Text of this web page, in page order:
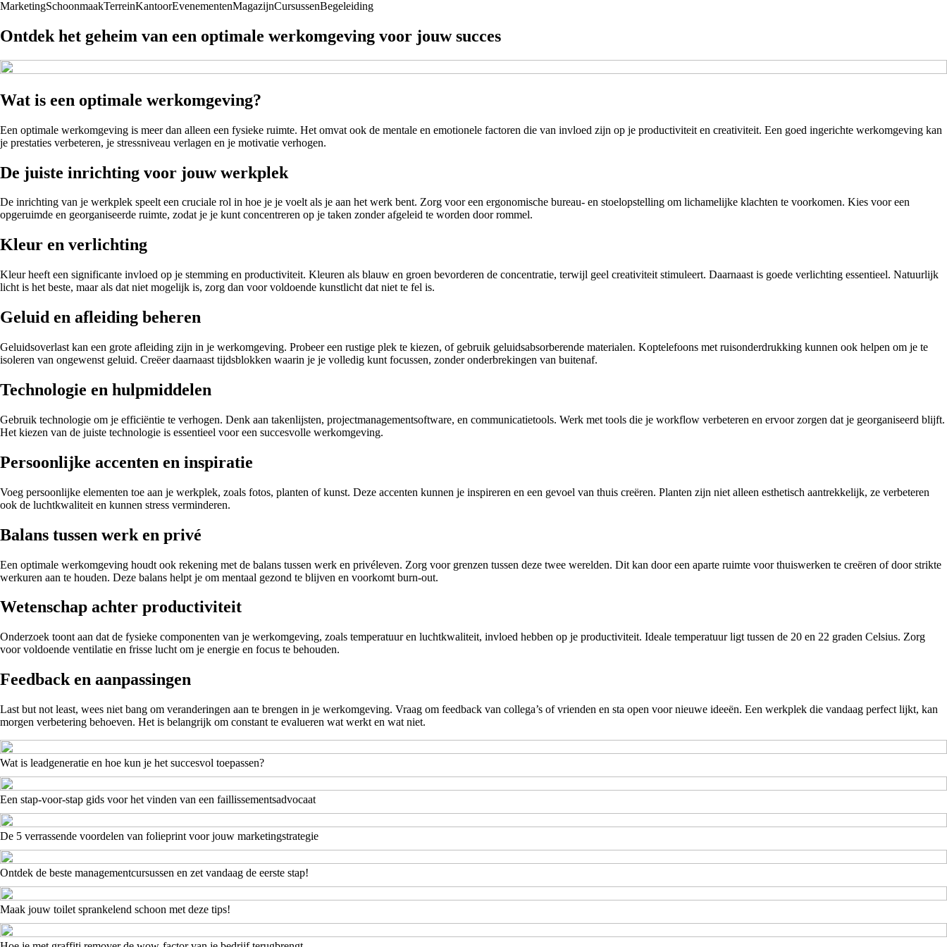
MarketingSchoonmaakTerreinKantoorEvenementenMagazijnCursussenBegeleiding
Ontdek het geheim van een optimale werkomgeving voor jouw succes
Wat is een optimale werkomgeving?
Een optimale werkomgeving is meer dan alleen een fysieke ruimte. Het omvat ook de mentale en emotionele factoren die van invloed zijn op je productiviteit en creativiteit. Een goed ingerichte werkomgeving kan
je prestaties verbeteren, je stressniveau verlagen en je motivatie verhogen.
De juiste inrichting voor jouw werkplek
De inrichting van je werkplek speelt een cruciale rol in hoe je je voelt als je aan het werk bent. Zorg voor een ergonomische bureau- en stoelopstelling om lichamelijke klachten te voorkomen. Kies voor een
opgeruimde en georganiseerde ruimte, zodat je je kunt concentreren op je taken zonder afgeleid te worden door rommel.
Kleur en verlichting
Kleur heeft een significante invloed op je stemming en productiviteit. Kleuren als blauw en groen bevorderen de concentratie, terwijl geel creativiteit stimuleert. Daarnaast is goede verlichting essentieel. Natuurlijk
licht is het beste, maar als dat niet mogelijk is, zorg dan voor voldoende kunstlicht dat niet te fel is.
Geluid en afleiding beheren
Geluidsoverlast kan een grote afleiding zijn in je werkomgeving. Probeer een rustige plek te kiezen, of gebruik geluidsabsorberende materialen. Koptelefoons met ruisonderdrukking kunnen ook helpen om je te
isoleren van ongewenst geluid. Creëer daarnaast tijdsblokken waarin je je volledig kunt focussen, zonder onderbrekingen van buitenaf.
Technologie en hulpmiddelen
Gebruik technologie om je efficiëntie te verhogen. Denk aan takenlijsten, projectmanagementsoftware, en communicatietools. Werk met tools die je workflow verbeteren en ervoor zorgen dat je georganiseerd blijft.
Het kiezen van de juiste technologie is essentieel voor een succesvolle werkomgeving.
Persoonlijke accenten en inspiratie
Voeg persoonlijke elementen toe aan je werkplek, zoals fotos, planten of kunst. Deze accenten kunnen je inspireren en een gevoel van thuis creëren. Planten zijn niet alleen esthetisch aantrekkelijk, ze verbeteren
ook de luchtkwaliteit en kunnen stress verminderen.
Balans tussen werk en privé
Een optimale werkomgeving houdt ook rekening met de balans tussen werk en privéleven. Zorg voor grenzen tussen deze twee werelden. Dit kan door een aparte ruimte voor thuiswerken te creëren of door strikte
werkuren aan te houden. Deze balans helpt je om mentaal gezond te blijven en voorkomt burn-out.
Wetenschap achter productiviteit
Onderzoek toont aan dat de fysieke componenten van je werkomgeving, zoals temperatuur en luchtkwaliteit, invloed hebben op je productiviteit. Ideale temperatuur ligt tussen de 20 en 22 graden Celsius. Zorg
voor voldoende ventilatie en frisse lucht om je energie en focus te behouden.
Feedback en aanpassingen
Last but not least, wees niet bang om veranderingen aan te brengen in je werkomgeving. Vraag om feedback van collega’s of vrienden en sta open voor nieuwe ideeën. Een werkplek die vandaag perfect lijkt, kan
morgen verbetering behoeven. Het is belangrijk om constant te evalueren wat werkt en wat niet.
Wat is leadgeneratie en hoe kun je het succesvol toepassen?
Een stap-voor-stap gids voor het vinden van een faillissementsadvocaat
De 5 verrassende voordelen van folieprint voor jouw marketingstrategie
Ontdek de beste managementcursussen en zet vandaag de eerste stap!
Maak jouw toilet sprankelend schoon met deze tips!